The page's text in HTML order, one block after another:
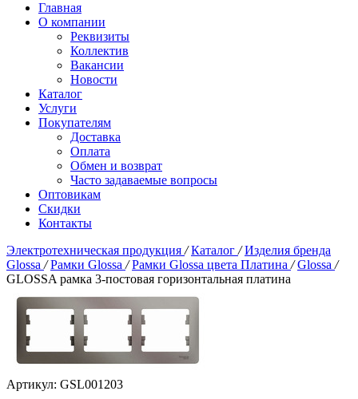
Главная
О компании
Реквизиты
Коллектив
Вакансии
Новости
Каталог
Услуги
Покупателям
Доставка
Оплата
Обмен и возврат
Часто задаваемые вопросы
Оптовикам
Скидки
Контакты
Электротехническая продукция / Каталог / Изделия бренда
Glossa / Рамки Glossa / Рамки Glossa цвета Платина / Glossa /
GLOSSA рамка 3-постовая горизонтальная платина
Артикул: GSL001203